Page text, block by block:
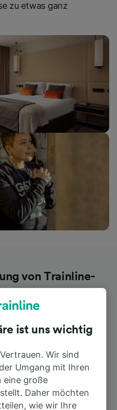
zu etwas ganz
von Trainline-
Feedback geben als
ist uns wichtig
Wir sind
Umgang mit Ihren
eine große
Daher möchten
wie wir Ihre